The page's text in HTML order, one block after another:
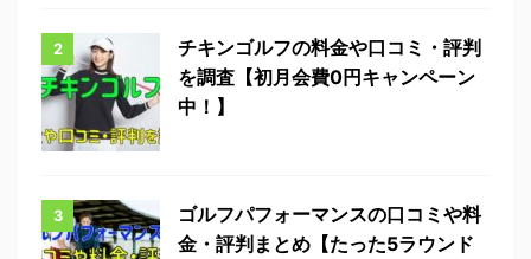
2
チキンゴルフの料金や口コミ・評判
を調査【初月会費0円キャンペーン
中！】
3
ゴルフパフォーマンスの口コミや料
金・評判まとめ【たった5ラウンド